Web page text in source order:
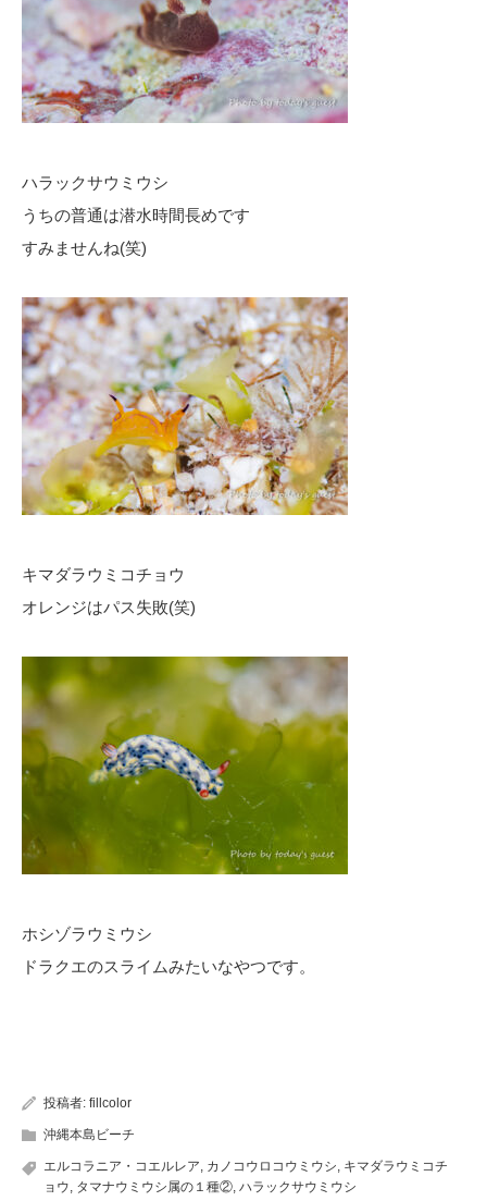
ハラックサウミウシ
うちの普通は潜水時間長めです
すみませんね(笑)
キマダラウミコチョウ
オレンジはパス失敗(笑)
ホシゾラウミウシ
ドラクエのスライムみたいなやつです。
投稿者: fillcolor
沖縄本島ビーチ
エルコラニア・コエルレア, カノコウロコウミウシ, キマダラウミコチ
ョウ, タマナウミウシ属の１種②, ハラックサウミウシ